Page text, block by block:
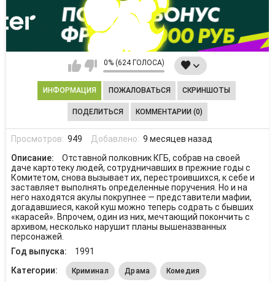
0% (624 ГОЛОСА)
ИНФОРМАЦИЯ ПОЖАЛОВАТЬСЯ СКРИНШОТЫ
ПОДЕЛИТЬСЯ КОММЕНТАРИИ (0)
Просмотров: 949 Добавлено: 9 месяцев назад
Описание:
Отставной полковник КГБ, собрав на своей
даче картотеку людей, сотрудничавших в прежние годы с
Комитетом, снова вызывает их, перестроившихся, к себе и
заставляет выполнять определенные поручения. Но и на
него находятся акулы покрупнее — представители мафии,
догадавшиеся, какой куш можно теперь содрать с бывших
«карасей». Впрочем, один из них, мечтающий покончить с
архивом, несколько нарушит планы вышеназванных
персонажей.
Год выпуска:
1991
Категории:
Криминал Драма Комедия